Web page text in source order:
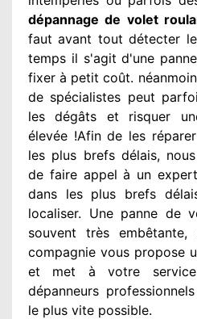
dépannage de volet
faut avant tout détecter
temps il s'agit d'une
fixer à petit coût.
de spécialistes peut
les dégâts et risquer
élevée !Afin de les réparer
les plus brefsdélais, nous
de faire appel à un expert
dans les plus brefs
localiser. Une panne de
souvent très embêtante,
compagnie vous propose
et met à votre service
dépanneurs professionnels
le plus vite possible.